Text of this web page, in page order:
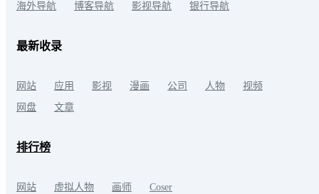
海外导航
博客导航 影视导航 银行导航
最新收录
网站 应用 影视 漫画 公司 人物
视频
网盘
文章
排行榜
网站 虚拟人物 画师 Coser